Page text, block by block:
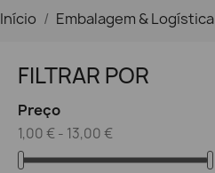
Início Embalagem & Logística
FILTRAR POR
Preço
1,00 € - 13,00 €